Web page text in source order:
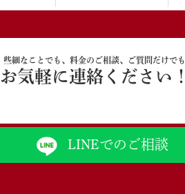
些細なことでも、料金のご相談、ご質問だけでも
お気軽に連絡ください！
LINEでのご相談